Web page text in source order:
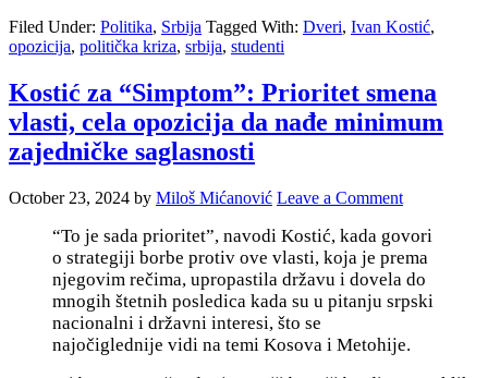
Filed Under: Politika, Srbija Tagged With: Dveri, Ivan Kostić,
opozicija, politička kriza, srbija, studenti
Kostić za “Simptom”: Prioritet smena
vlasti, cela opozicija da nađe minimum
zajedničke saglasnosti
October 23, 2024 by Miloš Mićanović Leave a Comment
“To je sada prioritet”, navodi Kostić, kada govori
o strategiji borbe protiv ove vlasti, koja je prema
njegovim rečima, upropastila državu i dovela do
mnogih štetnih posledica kada su u pitanju srpski
nacionalni i državni interesi, što se
najočiglednije vidi na temi Kosova i Metohije.